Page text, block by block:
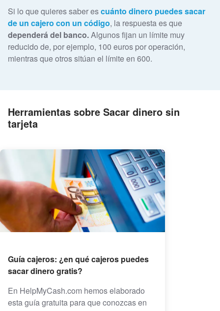
Si lo que quieres saber escuánto dinero puedes sacar
de un cajero con un código, la respuesta es que
dependerá del banco.Algunos fijan un límite muy
reducido de, por ejemplo, 100 euros por operación,
mientras que otros sitúan el límite en 600.
Herramientas sobre Sacar dinero sin
tarjeta
Guía cajeros: ¿en qué cajeros puedes
sacar dinero gratis?
En HelpMyCash.com hemos elaborado
esta guía gratuita para que conozcas en